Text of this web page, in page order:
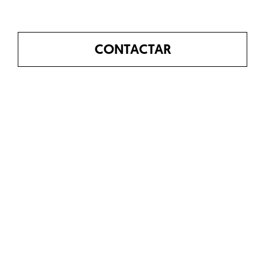
CONTACTAR